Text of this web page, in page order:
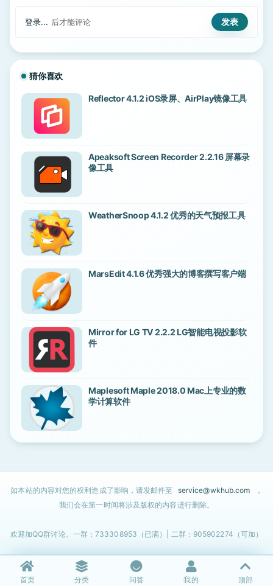
登录... 后才能评论
猜你喜欢
Reflector 4.1.2 iOS录屏、AirPlay镜像工具
Apeaksoft Screen Recorder 2.2.16 屏幕录
像工具
WeatherSnoop 4.1.2 优秀的天气预报工具
MarsEdit 4.1.6 优秀强大的博客撰写客户端
Mirror for LG TV 2.2.2 LG智能电视投影软
件
Maplesoft Maple 2018.0 Mac上专业的数
学计算软件
如本站的内容对您的权利造成了影响，请发邮件至 service@wkhub.com
，
我们会在第一时间将涉及版权的内容进行删除。
欢迎加QQ群讨论。一群：733308953（已满）| 二群：905902274（可加）
首页 分类 问答 我的 顶部